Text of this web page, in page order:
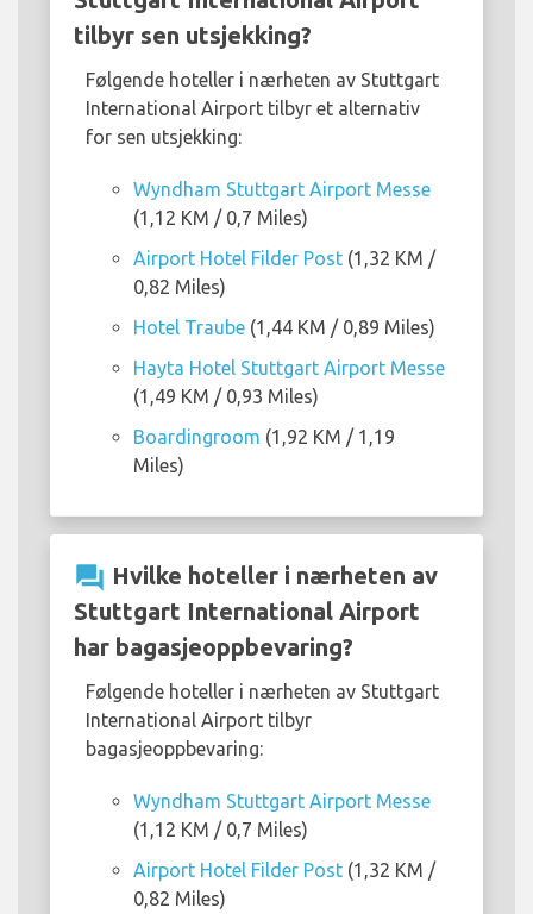
tilbyr sen utsjekking?
Følgende hoteller i nærheten av Stuttgart
International Airport tilbyr et alternativ
for sen utsjekking:
Wyndham Stuttgart Airport Messe
(1,12 KM / 0,7 Miles)
Airport Hotel Filder Post (1,32 KM /
0,82 Miles)
Hotel Traube (1,44 KM / 0,89 Miles)
Hayta Hotel Stuttgart Airport Messe
(1,49 KM / 0,93 Miles)
Boardingroom (1,92 KM / 1,19
Miles)
question_answer Hvilke hoteller i nærheten av
Stuttgart International Airport
har bagasjeoppbevaring?
Følgende hoteller i nærheten av Stuttgart
International Airport tilbyr
bagasjeoppbevaring:
Wyndham Stuttgart Airport Messe
(1,12 KM / 0,7 Miles)
Airport Hotel Filder Post (1,32 KM /
0,82 Miles)